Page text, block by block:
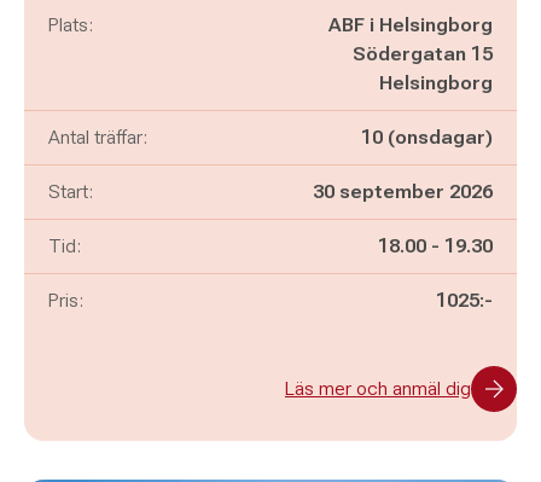
Plats:
ABF i Helsingborg
Södergatan 15
Helsingborg
Antal träffar: 10 (onsdagar)
Start: 30 september 2026
Tid: Pågår mellan
18.00 - och
19.30
Pris: 1025:-
Läs mer och anmäl dig